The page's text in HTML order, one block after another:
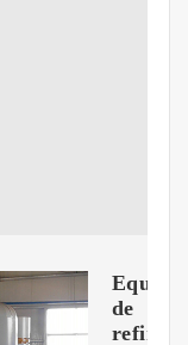
Equipo
de